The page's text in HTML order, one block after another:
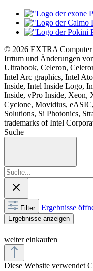
© 2026 EXTRA Computer
Irrtum und Änderungen
Ultrabook, Celeron,
Intel Arc graphics, Intel
Inside, Intel Inside Logo,
Inside, vPro Inside, Xeon,
Cyclone, Movidius,
Solutions, Si Photonics,
trademarks of Intel
Suche
Filter Ergebnisse
Ergebnisse anzeigen
weiter einkaufen
Diese Website verwendet